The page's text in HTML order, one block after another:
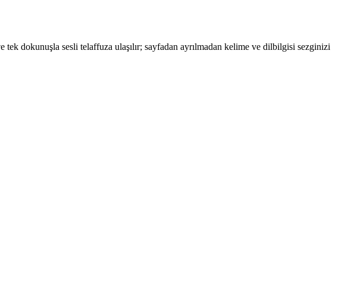
dokunuşla sesli telaffuza ulaşılır; sayfadan ayrılmadan kelime ve dilbilgisi sezginizi